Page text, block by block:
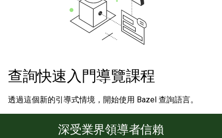
查詢快速入門導覽課程
透過這個新的引導式情境，開始使用 Bazel 查詢語言。
深受業界領導者信賴